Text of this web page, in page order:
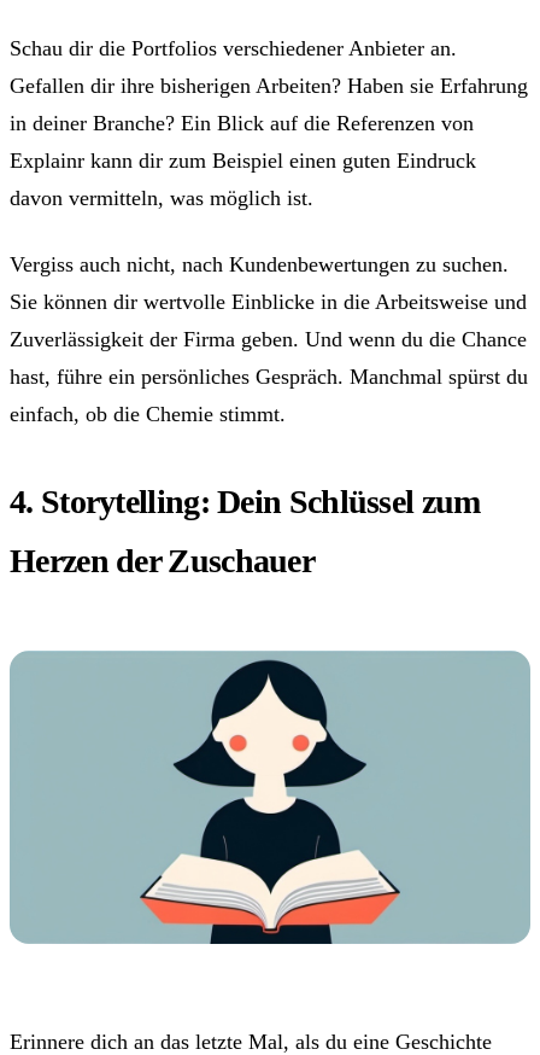
Schau dir die Portfolios verschiedener Anbieter an.
Gefallen dir ihre bisherigen Arbeiten? Haben sie Erfahrung
in deiner Branche? Ein Blick auf die Referenzen von
Explainr kann dir zum Beispiel einen guten Eindruck
davon vermitteln, was möglich ist.
Vergiss auch nicht, nach Kundenbewertungen zu suchen.
Sie können dir wertvolle Einblicke in die Arbeitsweise und
Zuverlässigkeit der Firma geben. Und wenn du die Chance
hast, führe ein persönliches Gespräch. Manchmal spürst du
einfach, ob die Chemie stimmt.
4. Storytelling: Dein Schlüssel zum
Herzen der Zuschauer
Erinnere dich an das letzte Mal, als du eine Geschichte